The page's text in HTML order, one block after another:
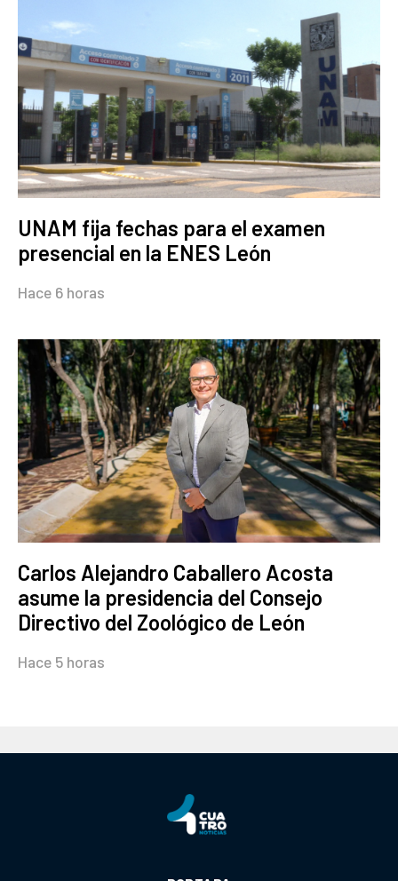
UNAM fija fechas para el examen
presencial en la ENES León
Hace 6 horas
Carlos Alejandro Caballero Acosta
asume la presidencia del Consejo
Directivo del Zoológico de León
Hace 5 horas